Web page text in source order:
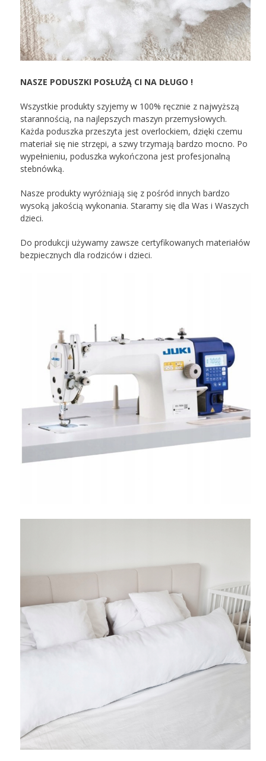
NASZE PODUSZKI POSŁUŻĄ CI NA DŁUGO !
Wszystkie produkty szyjemy w 100% ręcznie z najwyższą
starannością, na najlepszych maszyn przemysłowych.
Każda poduszka przeszyta jest overlockiem, dzięki czemu
materiał się nie strzępi, a szwy trzymają bardzo mocno. Po
wypełnieniu, poduszka wykończona jest profesjonalną
stebnówką.
Nasze produkty wyróżniają się z pośród innych bardzo
wysoką jakością wykonania. Staramy się dla Was i Waszych
dzieci.
Do produkcji używamy zawsze certyfikowanych materiałów
bezpiecznych dla rodziców i dzieci.